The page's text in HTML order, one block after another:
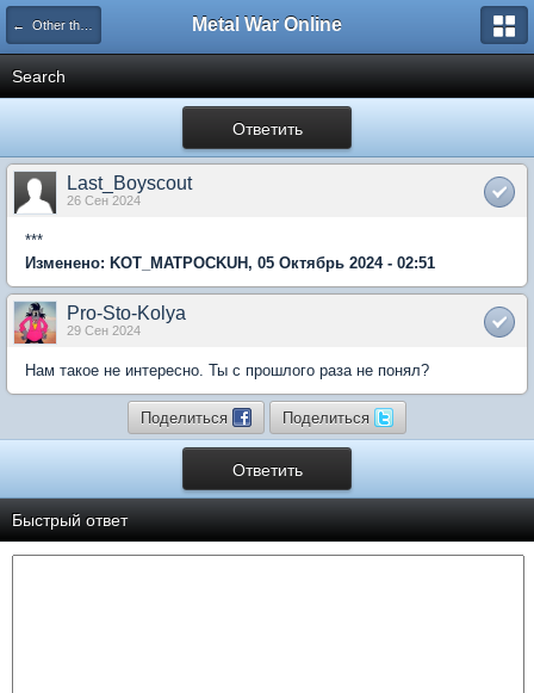
← Other themes Metal War Online
Search
Ответить
Last_Boyscout
26 Сен 2024
***
Изменено: KOT_MATPOCKUH, 05 Октябрь 2024 - 02:51
Pro-Sto-Kolya
29 Сен 2024
Нам такое не интересно. Ты с прошлого раза не понял?
Поделиться Поделиться
Ответить
Быстрый ответ